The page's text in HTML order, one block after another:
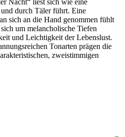
Nacht“ liest sich wie eine
durch Täler führt. Eine
sich an die Hand genommen fühlt
um melancholische Tiefen
und Leichtigkeit der Lebenslust.
Tonarten prägen die
zweistimmigen